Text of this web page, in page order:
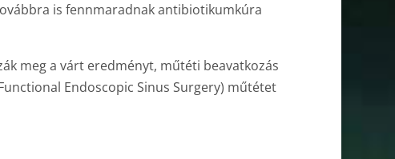
is fennmaradnak antibiotikumkúra
meg a várt eredményt, műtéti beavatkozás
Endoscopic Sinus Surgery) műtétet